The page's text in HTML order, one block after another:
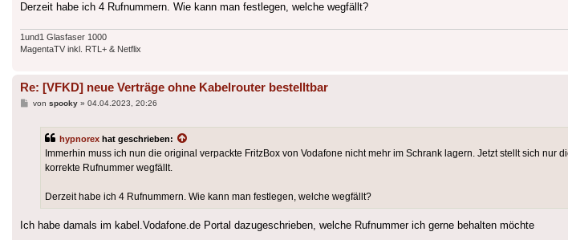
Derzeit habe ich 4 Rufnummern. Wie kann man festlegen, welche wegfällt?
1und1 Glasfaser 1000
MagentaTV inkl. RTL+ & Netflix
Re: [VFKD] neue Verträge ohne Kabelrouter bestelltbar
Beitrag
von spooky» 04.04.2023, 20:26
hypnorex hat geschrieben:
Immerhin muss ich nun die original verpackte FritzBox von Vodafone nicht mehr im Schrank lagern. Jetzt stellt sich nur
korrekte Rufnummer wegfällt.
Derzeit habe ich 4 Rufnummern. Wie kann man festlegen, welche wegfällt?
Ich habe damals im kabel.Vodafone.de Portal dazugeschrieben, welche Rufnummer ich gerne behalten möchte